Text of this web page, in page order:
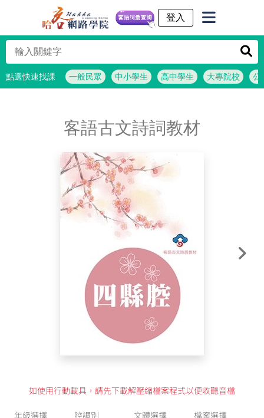
客語詞彙查詢
點選快速找課 一般民眾 中小學生 高中學生 大專院校 公
客語古文詩詞教材
如使用行動載具，請先下載解壓縮檔案程式以便收聽音檔
年級選擇 腔調別 文體選擇 檔案選擇